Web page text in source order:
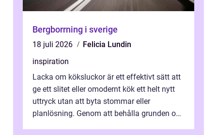
Bergborrning i sverige
18 juli 2026
Felicia Lundin
inspiration
Lacka om köksluckor är ett effektivt sätt att
ge ett slitet eller omodernt kök ett helt nytt
uttryck utan att byta stommar eller
planlösning. Genom att behålla grunden och